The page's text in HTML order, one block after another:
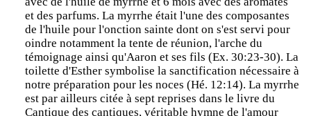
et des parfums. La myrrhe était l'une des composantes
de l'huile pour l'onction sainte dont on s'est servi pour
oindre notamment la tente de réunion, l'arche du
témoignage ainsi qu'Aaron et ses fils (Ex. 30:23-30). La
toilette d'Esther symbolise la sanctification nécessaire à
notre préparation pour les noces (Hé. 12:14). La myrrhe
est par ailleurs citée à sept reprises dans le livre du
Cantique des cantiques, véritable hymne de l'amour